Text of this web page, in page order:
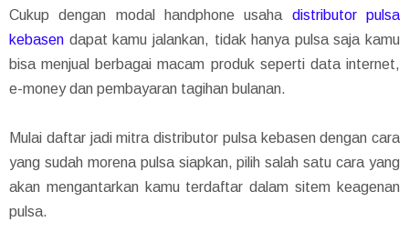
Cukup dengan modal handphone usaha distributor pulsa
kebasen dapat kamu jalankan, tidak hanya pulsa saja kamu
bisa menjual berbagai macam produk seperti data internet,
e-money dan pembayaran tagihan bulanan.
Mulai daftar jadi mitra distributor pulsa kebasen dengan cara
yang sudah morena pulsa siapkan, pilih salah satu cara yang
akan mengantarkan kamu terdaftar dalam sitem keagenan
pulsa.